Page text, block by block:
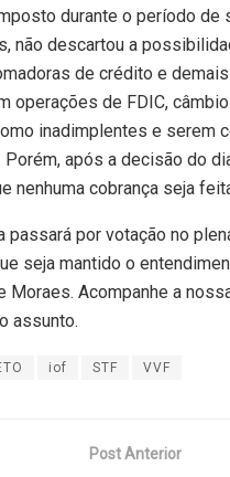
durante o período de
não descartou a
de crédito e
operações de FDIC,
inadimplentes e serem
Porém, após a decisão do
nenhuma cobrança seja
passará por votação no
seja mantido o
Moraes. Acompanhe a
assunto.
iof STF VVF
Post Anterior